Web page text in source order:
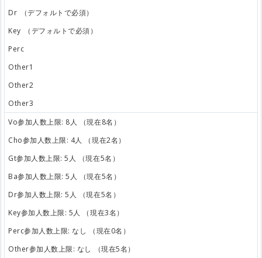
Dr
（デフォルトで必須）
Key
（デフォルトで必須）
Perc
Other1
Other2
Other3
Vo参加人数上限: 8人 （現在8名）
Cho参加人数上限: 4人 （現在2名）
Gt参加人数上限: 5人 （現在5名）
Ba参加人数上限: 5人 （現在5名）
Dr参加人数上限: 5人 （現在5名）
Key参加人数上限: 5人 （現在3名）
Perc参加人数上限: なし （現在0名）
Other参加人数上限: なし （現在5名）